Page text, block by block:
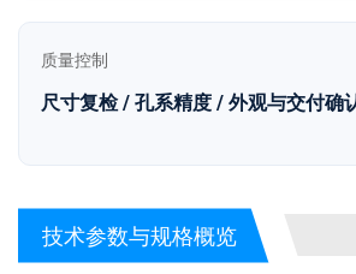
质量控制
尺寸复检 / 孔系精度 / 外观与交付确
技术参数与规格概览